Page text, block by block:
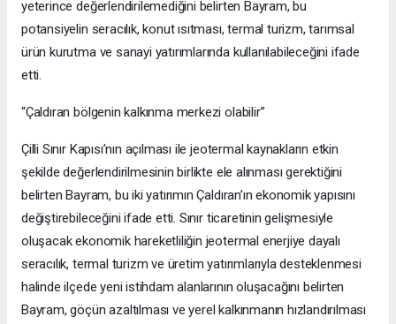
yeterince değerlendirilemediğini belirten Bayram, bu
potansiyelin seracılık, konut ısıtması, termal turizm, tarımsal
ürün kurutma ve sanayi yatırımlarında kullanılabileceğini ifade
etti.
“Çaldıran bölgenin kalkınma merkezi olabilir”
Çilli Sınır Kapısı’nın açılması ile jeotermal kaynakların etkin
şekilde değerlendirilmesinin birlikte ele alınması gerektiğini
belirten Bayram, bu iki yatırımın Çaldıran’ın ekonomik yapısını
değiştirebileceğini ifade etti. Sınır ticaretinin gelişmesiyle
oluşacak ekonomik hareketliliğin jeotermal enerjiye dayalı
seracılık, termal turizm ve üretim yatırımlarıyla desteklenmesi
halinde ilçede yeni istihdam alanlarının oluşacağını belirten
Bayram, göçün azaltılması ve yerel kalkınmanın hızlandırılması